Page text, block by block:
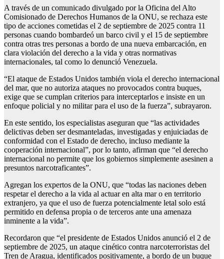
A través de un comunicado divulgado por la Oficina del Alto
Comisionado de Derechos Humanos de la ONU, se rechaza este
tipo de acciones cometidas el 2 de septiembre de 2025 contra 11
personas cuando bombardeó un barco civil y el 15 de septiembre
contra otras tres personas a bordo de una nueva embarcación, en
clara violación del derecho a la vida y otras normativas
internacionales, tal como lo denunció Venezuela.
“El ataque de Estados Unidos también viola el derecho internacional
del mar, que no autoriza ataques no provocados contra buques,
exige que se cumplan criterios para interceptarlos e insiste en un
enfoque policial y no militar para el uso de la fuerza”, subrayaron.
En este sentido, los especialistas aseguran que “las actividades
delictivas deben ser desmanteladas, investigadas y enjuiciadas de
conformidad con el Estado de derecho, incluso mediante la
cooperación internacional”, por lo tanto, afirman que “el derecho
internacional no permite que los gobiernos simplemente asesinen a
presuntos narcotraficantes”.
Agregan los expertos de la ONU, que “todas las naciones deben
respetar el derecho a la vida al actuar en alta mar o en territorio
extranjero, ya que el uso de fuerza potencialmente letal solo está
permitido en defensa propia o de terceros ante una amenaza
inminente a la vida”.
Recordaron que “el presidente de Estados Unidos anunció el 2 de
septiembre de 2025, un ataque cinético contra narcoterroristas del
Tren de Aragua, identificados positivamente, a bordo de un buque